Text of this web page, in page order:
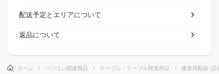
配送予定とエリアについて
返品について
ホーム パソコン関連用品 ケーブル・ケーブル関連用品 建屋用配線･設